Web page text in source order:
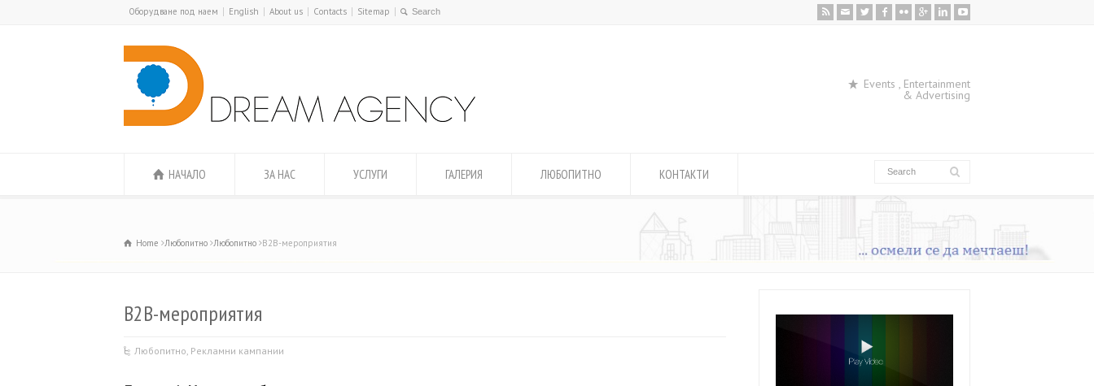
Оборудване под наем English About us Contacts Sitemap
Events , Entertainment
& Advertising
НАЧАЛО ЗА НАС УСЛУГИ ГАЛЕРИЯ ЛЮБОПИТНО КОНТАКТИ
Home Любопитно Любопитно B2B-мероприятия
B2B-мероприятия
Любопитно, Рекламни кампании